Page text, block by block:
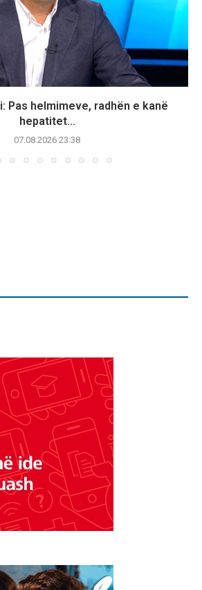
Pas helmimeve, radhën e kanë
hepatitet...
07.08.2026 23:38